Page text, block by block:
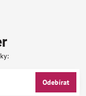
Odebírat